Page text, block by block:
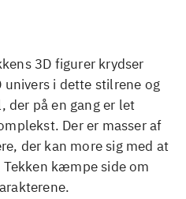
3D figurer krydser
i dette stilrene og
der på en gang er let
Der er masser af
der kan more sig med at
kæmpe side om